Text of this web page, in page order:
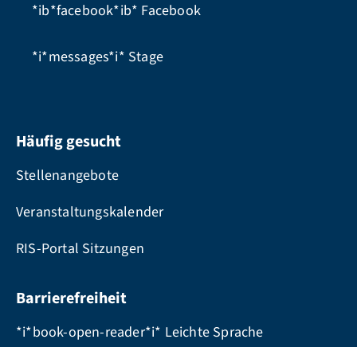
*ib*facebook*ib* Facebook
*i*messages*i* Stage
Häufig gesucht
Stellenangebote
Veranstaltungskalender
RIS-Portal Sitzungen
Barrierefreiheit
*i*book-open-reader*i* Leichte Sprache